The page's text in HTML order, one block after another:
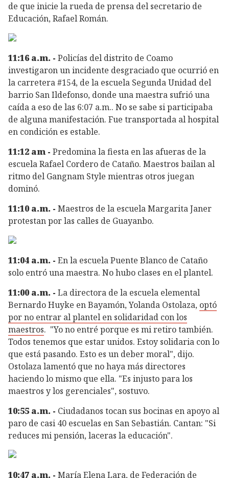
de que inicie la rueda de prensa del secretario de
Educación, Rafael Román.
11:16 a.m. - Policías del distrito de Coamo
investigaron un incidente desgraciado que ocurrió en
la carretera #154, de la escuela Segunda Unidad del
barrio San Ildefonso, donde una maestra sufrió una
caída a eso de las 6:07 a.m.. No se sabe si participaba
de alguna manifestación. Fue transportada al hospital
en condición es estable.
11:12 am - Predomina la fiesta en las afueras de la
escuela Rafael Cordero de Cataño. Maestros bailan al
ritmo del Gangnam Style mientras otros juegan
dominó.
11:10 a.m. - Maestros de la escuela Margarita Janer
protestan por las calles de Guayanbo.
11:04 a.m. - En la escuela Puente Blanco de Cataño
solo entró una maestra. No hubo clases en el plantel.
11:00 a.m. - La directora de la escuela elemental
Bernardo Huyke en Bayamón, Yolanda Ostolaza, optó
por no entrar al plantel en solidaridad con los
maestros. "Yo no entré porque es mi retiro también.
Todos tenemos que estar unidos. Estoy solidaria con lo
que está pasando. Esto es un deber moral", dijo.
Ostolaza lamentó que no haya más directores
haciendo lo mismo que ella. "Es injusto para los
maestros y los gerenciales", sostuvo.
10:55 a.m. - Ciudadanos tocan sus bocinas en apoyo al
paro de casi 40 escuelas en San Sebastián. Cantan: "Si
reduces mi pensión, laceras la educación".
10:47 a.m. - María Elena Lara, de Federación de